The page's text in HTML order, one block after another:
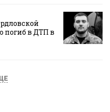
погиб в ДТП в